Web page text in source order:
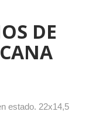
DE
estado. 22x14,5